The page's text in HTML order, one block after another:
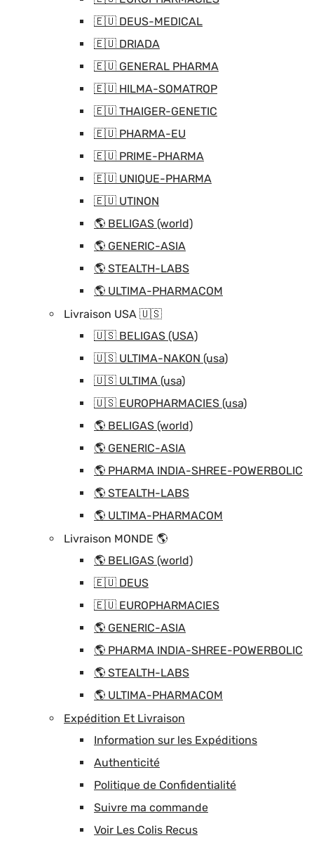
🇪🇺 DEUS-MEDICAL
🇪🇺 DRIADA
🇪🇺 GENERAL PHARMA
🇪🇺 HILMA-SOMATROP
🇪🇺 THAIGER-GENETIC
🇪🇺 PHARMA-EU
🇪🇺 PRIME-PHARMA
🇪🇺 UNIQUE-PHARMA
🇪🇺 UTINON
🌎 BELIGAS (world)
🌎 GENERIC-ASIA
🌎 STEALTH-LABS
🌎 ULTIMA-PHARMACOM
Livraison USA 🇺🇸
🇺🇸 BELIGAS (USA)
🇺🇸 ULTIMA-NAKON (usa)
🇺🇸 ULTIMA (usa)
🇺🇸 EUROPHARMACIES (usa)
🌎 BELIGAS (world)
🌎 GENERIC-ASIA
🌎 PHARMA INDIA-SHREE-POWERBOLIC
🌎 STEALTH-LABS
🌎 ULTIMA-PHARMACOM
Livraison MONDE 🌎
🌎 BELIGAS (world)
🇪🇺 DEUS
🇪🇺 EUROPHARMACIES
🌎 GENERIC-ASIA
🌎 PHARMA INDIA-SHREE-POWERBOLIC
🌎 STEALTH-LABS
🌎 ULTIMA-PHARMACOM
Expédition Et Livraison
Information sur les Expéditions
Authenticité
Politique de Confidentialité
Suivre ma commande
Voir Les Colis Recus